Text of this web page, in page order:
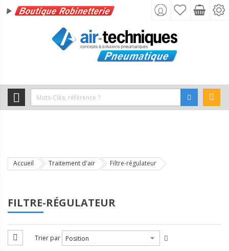
Accueil Traitement d'air Filtre-régulateur
FILTRE-RÉGULATEUR
Trier par